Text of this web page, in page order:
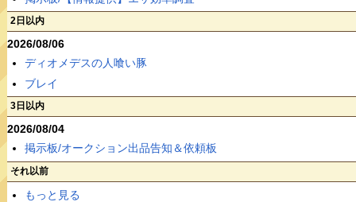
2日以内
2026/08/06
ディオメデスの人喰い豚
ブレイ
3日以内
2026/08/04
掲示板/オークション出品告知＆依頼板
それ以前
もっと見る